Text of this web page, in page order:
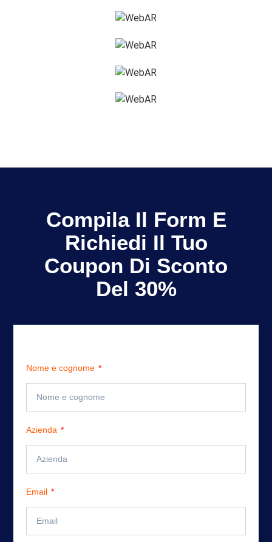
Compila Il Form E
Richiedi Il Tuo
Coupon Di Sconto
Del 30%
Nome e cognome
Azienda
Email